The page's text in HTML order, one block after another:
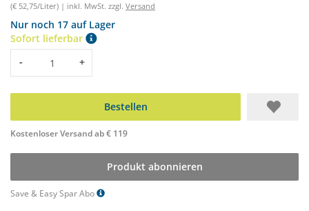
(€ 52,75/Liter) | inkl. MwSt. zzgl. Versand
Nur noch 17 auf Lager
Sofort lieferbar
Menge
- +
Bestellen
Kostenloser Versand ab € 119
Produkt abonnieren
Save & Easy Spar Abo